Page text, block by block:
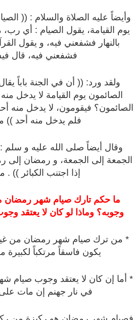
وأيضاً عليه الصلاة والسلام : ((
يوم القيامة، يقول الصيام : أي
بالنهار فشفعني فيه، و يقول
فشفعني فيه، قال
ولقد ورد: (( أن في الجنة باباً
الصائمون يوم القيامة لا يدخل
الصائمون؟ فيقومون، لا يدخل منه
فلم يدخل منه أحد ))
وقال أيضاً صلى الله عليه و
الجمعة إلى الجمعة، و رمضان إلى
إذا اجتنب الكبائر ))
ما حكم تارك صيام شهر رمضان
وجوبه؟ وماذا لو كان لا يعتقد
* من ترك صيام شهر رمضان من غير
يكون فاسقاً مرتكباً لكبيرة
* أما إن كان لا يعتقد وجوب صيام
في نار جهنم إن مات على